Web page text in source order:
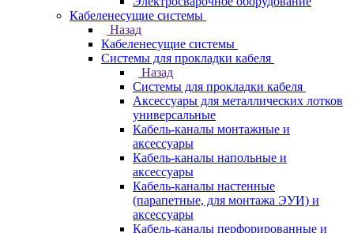
Кабеленесущие системы
Назад
Кабеленесущие системы
Системы для прокладки кабеля
Назад
Системы для прокладки кабеля
Аксессуары для металлических лотков
универсальные
Кабель-каналы монтажные и
аксессуары
Кабель-каналы напольные и
аксессуары
Кабель-каналы настенные
(парапетные, для монтажа ЭУИ) и
аксессуары
Кабель-каналы перфорированные и